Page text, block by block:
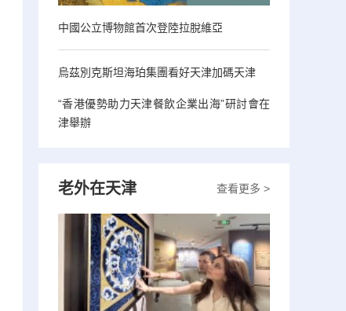
中國公立博物館首次登陸拉脫維亞
烏茲別克斯坦海珀集團看好天津加碼天津
“香港優勢助力天津餐飲企業出海”研討會在
津舉辦
查看更多 >
老外在天津